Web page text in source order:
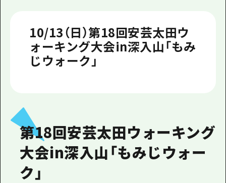
よくあるご質問
メディア掲載情報
10/13（日）第18回安芸太田ウ
ォーキング大会in深入山「もみ
じウォーク」
第18回安芸太田ウォーキング
大会in深入山「もみじウォー
ク」